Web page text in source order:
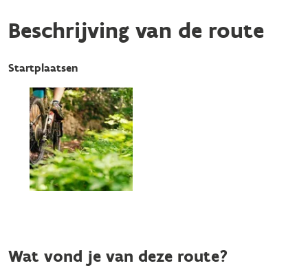
Beschrijving van de route
Startplaatsen
Wat vond je van deze route?